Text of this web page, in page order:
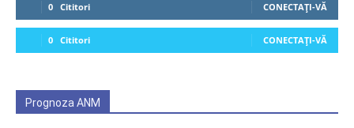
0 Cititori CONECTAȚI-VĂ
0 Cititori CONECTAȚI-VĂ
Prognoza ANM